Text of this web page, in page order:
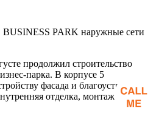
PARK наружные сети
продолжил строительство
парка. В корпусе 5
фасада и благоустройству
отделка, монтаж